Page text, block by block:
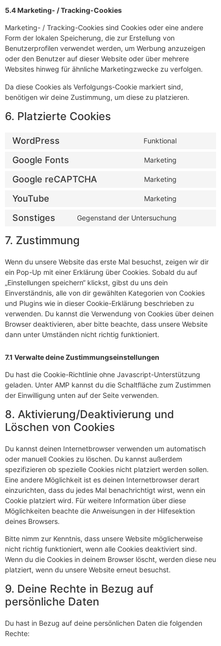
5.4 Marketing- / Tracking-Cookies
Marketing- / Tracking-Cookies sind Cookies oder eine andere
Form der lokalen Speicherung, die zur Erstellung von
Benutzerprofilen verwendet werden, um Werbung anzuzeigen
oder den Benutzer auf dieser Website oder über mehrere
Websites hinweg für ähnliche Marketingzwecke zu verfolgen.
Da diese Cookies als Verfolgungs-Cookie markiert sind,
benötigen wir deine Zustimmung, um diese zu platzieren.
6. Platzierte Cookies
WordPress Funktional
Google Fonts Marketing
Google reCAPTCHA Marketing
YouTube Marketing
Sonstiges Gegenstand der Untersuchung
7. Zustimmung
Wenn du unsere Website das erste Mal besuchst, zeigen wir dir
ein Pop-Up mit einer Erklärung über Cookies. Sobald du auf
„Einstellungen speichern“ klickst, gibst du uns dein
Einverständnis, alle von dir gewählten Kategorien von Cookies
und Plugins wie in dieser Cookie-Erklärung beschrieben zu
verwenden. Du kannst die Verwendung von Cookies über deinen
Browser deaktivieren, aber bitte beachte, dass unsere Website
dann unter Umständen nicht richtig funktioniert.
7.1 Verwalte deine Zustimmungseinstellungen
Du hast die Cookie-Richtlinie ohne Javascript-Unterstützung
geladen. Unter AMP kannst du die Schaltfläche zum Zustimmen
der Einwilligung unten auf der Seite verwenden.
8. Aktivierung/Deaktivierung und
Löschen von Cookies
Du kannst deinen Internetbrowser verwenden um automatisch
oder manuell Cookies zu löschen. Du kannst außerdem
spezifizieren ob spezielle Cookies nicht platziert werden sollen.
Eine andere Möglichkeit ist es deinen Internetbrowser derart
einzurichten, dass du jedes Mal benachrichtigt wirst, wenn ein
Cookie platziert wird. Für weitere Information über diese
Möglichkeiten beachte die Anweisungen in der Hilfesektion
deines Browsers.
Bitte nimm zur Kenntnis, dass unsere Website möglicherweise
nicht richtig funktioniert, wenn alle Cookies deaktiviert sind.
Wenn du die Cookies in deinem Browser löscht, werden diese neu
platziert, wenn du unsere Website erneut besuchst.
9. Deine Rechte in Bezug auf
persönliche Daten
Du hast in Bezug auf deine persönlichen Daten die folgenden
Rechte: